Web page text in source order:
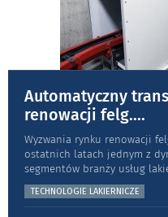
Automatyczny
renowacji felg....
Wyzwania rynku renowacji
ostatnich latach jednym z
segmentów branży usług
TECHNOLOGIE LAKIERNICZE